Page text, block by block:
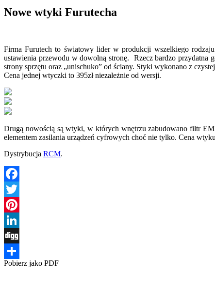
Nowe wtyki Furutecha
Firma Furutech to światowy lider w produkcji wszelkiego
ustawienia przewodu w dowolną stronę. Rzecz bardzo przydatna
strony sprzętu oraz „unischuko” od ściany. Styki wykonano z
Cena jednej wtyczki to 395zł niezależnie od wersji.
Drugą nowością są wtyki, w których wnętrzu zabudowano filtr
elementem zasilania urządzeń cyfrowych choć nie tylko. Cena
Dystrybucja RCM.
Facebook
Twitter
Pinterest
LinkedIn
Digg
Share
Pobierz jako PDF